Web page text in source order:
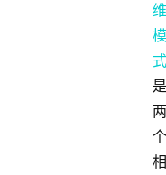
维
模
式
是
两
个
相